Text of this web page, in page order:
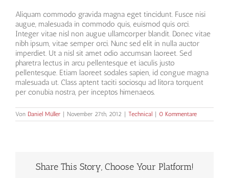
Aliquam commodo gravida magna eget tincidunt. Fusce nisi
augue, malesuada in commodo quis, euismod quis orci.
Integer vitae nisl non augue ullamcorper blandit. Donec vitae
nibh ipsum, vitae semper orci. Nunc sed elit in nulla auctor
imperdiet. Ut a nisl sit amet odio accumsan laoreet. Sed
pharetra lectus in arcu pellentesque et iaculis justo
pellentesque. Etiam laoreet sodales sapien, id congue magna
malesuada ut. Class aptent taciti sociosqu ad litora torquent
per conubia nostra, per inceptos himenaeos.
Von Daniel Müller November 27th, 2012 Technical 0 Kommentare
Share This Story, Choose Your Platform!